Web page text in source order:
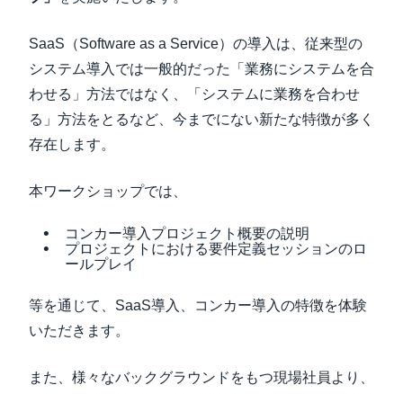
SaaS（Software as a Service）の導入は、従来型の
システム導入では一般的だった「業務にシステムを合
わせる」方法ではなく、「システムに業務を合わせ
る」方法をとるなど、今までにない新たな特徴が多く
存在します。
本ワークショップでは、
コンカー導入プロジェクト概要の説明
プロジェクトにおける要件定義セッションのロ
ールプレイ
等を通じて、SaaS導入、コンカー導入の特徴を体験
いただきます。
また、様々なバックグラウンドをもつ現場社員より、